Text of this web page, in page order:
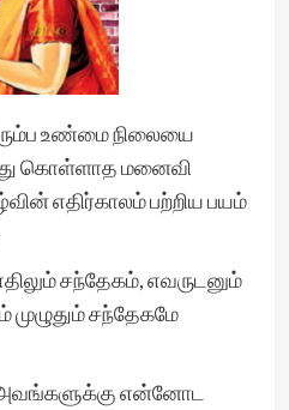
உண்மை நிலையை
கொள்ளாத மனைவி
எதிர்காலம் பற்றிய பயம்
சந்தேகம், எவருடனும்
சந்தேகமே
அவங்களுக்கு என்னோட